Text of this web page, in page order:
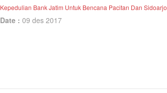
Kepedulian Bank Jatim Untuk Bencana Pacitan Dan Sidoarjo
Date : 09 des 2017